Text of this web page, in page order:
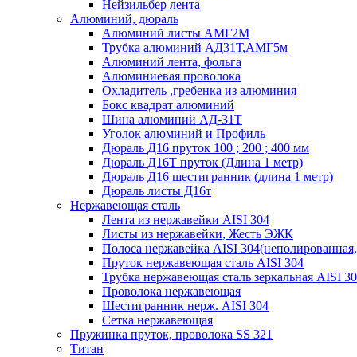
Нейзильбер лента
Алюминий, дюраль
Алюминий листы АМГ2М
Трубка алюминий АД31Т,АМГ5м
Алюминий лента, фольга
Алюминиевая проволока
Охладитель ,гребенка из алюминия
Бокс квадрат алюминий
Шина алюминий АД-31Т
Уголок алюминий и Профиль
Дюраль Д16 пруток 100 ; 200 ; 400 мм
Дюраль Д16Т пруток (Длина 1 метр)
Дюраль Д16 шестигранник (длина 1 метр)
Дюраль листы Д16т
Нержавеющая сталь
Лента из нержавейки AISI 304
Листы из нержавейки, Жесть ЭЖК
Полоса нержавейка АISI
Пруток нержавеющая сталь AISI 304
Трубка нержавеющая сталь зеркальная AISI
Проволока нержавеющая
Шестигранник нерж. AISI 304
Сетка нержавеющая
Пружинка пруток, проволока SS 321
Титан